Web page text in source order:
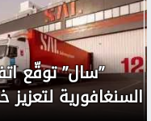
”سال” توقّع
السنغافورية لتعزيز